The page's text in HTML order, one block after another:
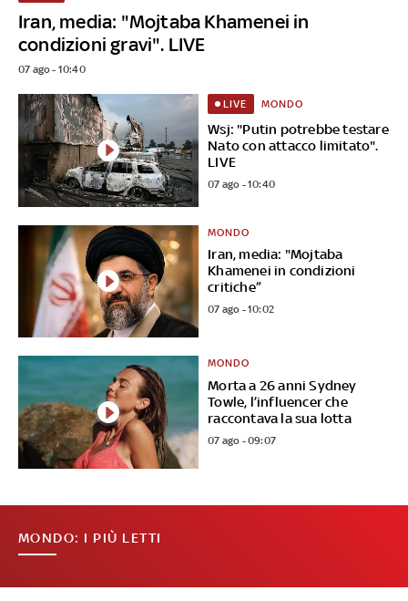
Iran, media: "Mojtaba Khamenei in
condizioni gravi". LIVE
07 ago - 10:40
Wsj: "Putin potrebbe testare
Nato con attacco limitato".
LIVE
LIVE MONDO
07 ago - 10:40
Iran, media: "Mojtaba
Khamenei in condizioni
critiche”
MONDO
07 ago - 10:02
Morta a 26 anni Sydney
Towle, l’influencer che
raccontava la sua lotta
MONDO
07 ago - 09:07
MONDO: I PIÙ LETTI